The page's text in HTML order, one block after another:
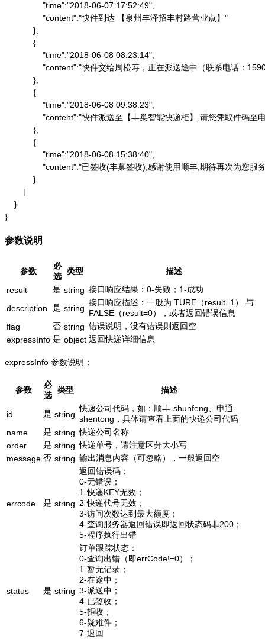
                "time":"2018-06-07 17:52:49",
                "content":"快件到达 【泉州丰泽招丰村路营业点】"
            },
            {
                "time":"2018-06-08 08:23:14",
"content":"快件交给周松寿，正在派送途中（联系电话：
            },
            {
                "time":"2018-06-08 09:38:23",
"content":"快件派送至【丰巢智能快递柜】,请您凭取件
            },
            {
                "time":"2018-06-08 15:38:40",
"content":"已签收(丰巢签收),感谢使用顺丰,期待再次为您服
            }
        ]
    }
}
参数说明
参数
必
选
类型
描述
result
是 string 接口响应结果：0-失败；1-成功
description
是 string
接口响应描述：一般为 TURE（result=1） 与
FALSE（result=0），或者返回错误信息
flag
否 string 错误说明，没有错误则返回空
expressInfo 是 object 返回快递详细信息
expressInfo 参数说明：
参数
必
选
类型 描述
id 是 string
快递公司代码，如：顺丰-shunfeng、申通-
shentong，具体请查看上面的快递公司代码
name
是 string 快递公司名称
order
是 string 快递单号，请注意区分大小写
message 否 string 输出消息内容（可忽略），一般返回空
errcode 是 string
返回错误码：
0-无错误；
1-快递KEY无效；
2-快递代号无效；
3-访问次数达到最大额度；
4-查询服务器返回错误即返回状态码非200；
5-程序执行出错
status 是 string
订单跟踪状态：
0-查询出错（即errCode!=0）；
1-暂无记录；
2-在途中；
3-派送中；
4-已签收；
5-拒收；
6-疑难件；
7-退回